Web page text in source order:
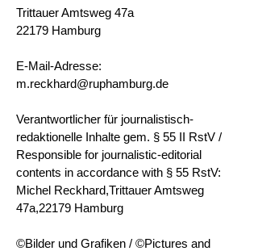
Trittauer Amtsweg 47a
22179 Hamburg
E-Mail-Adresse:
m.reckhard@ruphamburg.de
Verantwortlicher für journalistisch-
redaktionelle Inhalte gem. § 55 II RstV /
Responsible for journalistic-editorial
contents in accordance with § 55 RstV:
Michel Reckhard,Trittauer Amtsweg
47a,22179 Hamburg
©Bilder und Grafiken / ©Pictures and